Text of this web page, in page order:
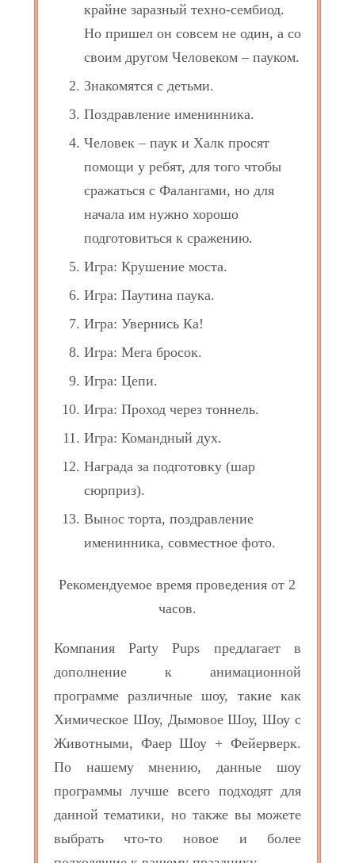
крайне заразный техно-сембиод.
Но пришел он совсем не один, а со
своим другом Человеком – пауком.
Знакомятся с детьми.
Поздравление именинника.
Человек – паук и Халк просят
помощи у ребят, для того чтобы
сражаться с Фалангами, но для
начала им нужно хорошо
подготовиться к сражению.
Игра: Крушение моста.
Игра: Паутина паука.
Игра: Увернись Ка!
Игра: Мега бросок.
Игра: Цепи.
Игра: Проход через тоннель.
Игра: Командный дух.
Награда за подготовку (шар
сюрприз).
Вынос торта, поздравление
именинника, совместное фото.
Рекомендуемое время проведения от 2
часов.
Компания Party Pups предлагает в
дополнение к анимационной
программе различные шоу, такие как
Химическое Шоу, Дымовое Шоу, Шоу с
Животными, Фаер Шоу + Фейерверк.
По нашему мнению, данные шоу
программы лучше всего подходят для
данной тематики, но также вы можете
выбрать что-то новое и более